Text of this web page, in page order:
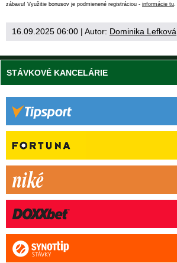
zábavu! Využitie bonusov je podmienené registráciou - informácie tu.
16.09.2025 06:00 | Autor: Dominika Lefková
STÁVKOVÉ KANCELÁRIE